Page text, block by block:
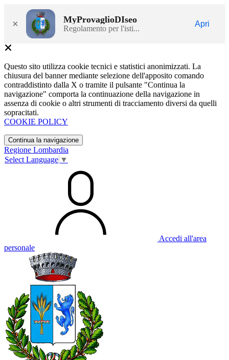
× MyProvaglioDIseo
Regolamento per l'isti...
Apri
Questo sito utilizza cookie tecnici e statistici anonimizzati. La
chiusura del banner mediante selezione dell'apposito comando
contraddistinto dalla X o tramite il pulsante "Continua la
navigazione" comporta la continuazione della navigazione in
assenza di cookie o altri strumenti di tracciamento diversi da quelli
sopracitati.
COOKIE POLICY
Continua la navigazione
Regione Lombardia
Select Language ▼
Accedi all'area
personale